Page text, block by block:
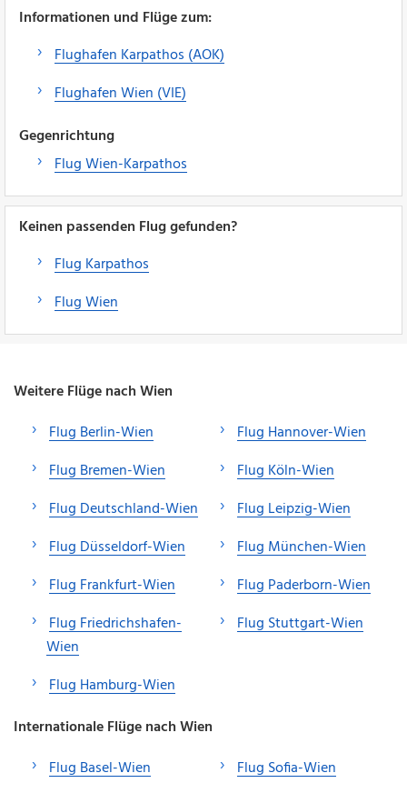
Informationen und Flüge zum:
Flughafen Karpathos (AOK)
Flughafen Wien (VIE)
Gegenrichtung
Flug Wien-Karpathos
Keinen passenden Flug gefunden?
Flug Karpathos
Flug Wien
Weitere Flüge nach Wien
Flug Berlin-Wien
Flug Bremen-Wien
Flug Deutschland-Wien
Flug Düsseldorf-Wien
Flug Frankfurt-Wien
Flug Friedrichshafen-
Wien
Flug Hamburg-Wien
Flug Hannover-Wien
Flug Köln-Wien
Flug Leipzig-Wien
Flug München-Wien
Flug Paderborn-Wien
Flug Stuttgart-Wien
Internationale Flüge nach Wien
Flug Basel-Wien
Flug Sofia-Wien